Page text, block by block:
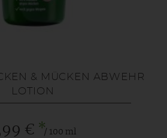
& MÜCKEN ABWEHR
LOTION
€ */ 100 ml